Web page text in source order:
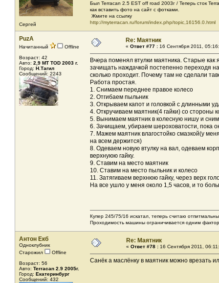
Сергей
Был Terracan 2.5 EST off road 2003г / Теперь сток
как вставить фото на сайт с фотками.
Жмите на ссылку
http://myterracan.ru/forum/index.php/topic,16156.0.html
PuzA
Начитанный
Offline
Возраст: 42
Авто: 2,9 MT TOD 2003 г.
Город: Н.Тагил
Сообщений: 2243
Re: Маятник
« Ответ #77 : 16 Сентября 2011,
Вчера поменял втулки маятника. Старые
зачищать наждачкой постепенно переходя
сколько проходит. Почему там не сделали
Работа простая.
1. Снимаем переднее правое колесо
2. Отгибаем пыльник
3. Открываем капот и головкой с длинными
4. Откручиваем маятник(4 гайки) со стороны
5. Вынимаем маятник в колесную нишу и
6. Зачищаем, убираем шероховатости, пока
7. Мажем маятник влагостойко смазкой(у
на всем держится)
8. Одеваем новую втулку на вал, одеваем
верхнуюю гайку.
9. Ставим на место маятник
10. Ставим на место пыльник и колесо
11. Затягиваем верхнюю гайку, через верх
На все ушло у меня около 1,5 часов, и то
Купер 245/75/16 искатал, теперь считаю
Проходимость машины ограничивается одним
Антон Екб
Одноклубник
Старожил
Offline
Возраст: 56
Авто: Terracan 2.9 2005г.
Город: Екатеринбург
Сообщений: 432
Re: Маятник
« Ответ #78 : 16 Сентября 2011,
Санёк а маслёнку в маятник можно врезать